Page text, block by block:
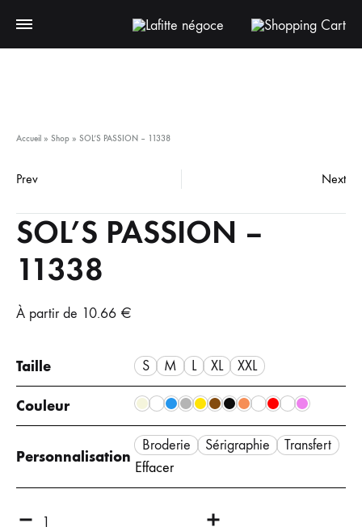
Accueil » Shop » SOL’S PASSION – 11338
Product
navigation
Prev Next
SOL’S PASSION –
11338
À partir de 10.66 €
Taille S M L XL XXL
Couleur
Personnalisation
Broderie Sérigraphie
Transfert
Effacer
Quantité